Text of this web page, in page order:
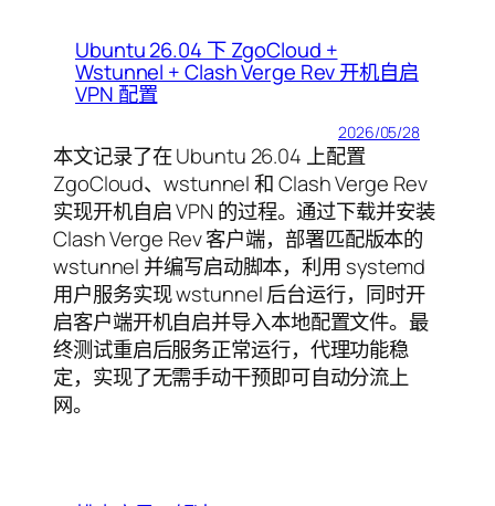
Ubuntu 26.04 下 ZgoCloud +
Wstunnel + Clash Verge Rev 开机自启
VPN 配置
2026/05/28
本文记录了在 Ubuntu 26.04 上配置
ZgoCloud、wstunnel 和 Clash Verge Rev
实现开机自启 VPN 的过程。通过下载并安装
Clash Verge Rev 客户端，部署匹配版本的
wstunnel 并编写启动脚本，利用 systemd
用户服务实现 wstunnel 后台运行，同时开
启客户端开机自启并导入本地配置文件。最
终测试重启后服务正常运行，代理功能稳
定，实现了无需手动干预即可自动分流上
网。